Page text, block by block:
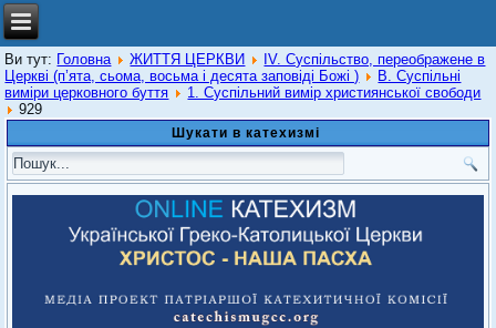
Ви тут: Головна ЖИТТЯ ЦЕРКВИ
IV. Суспільство, переображене в
Церкві (п’ята, сьома, восьма і десята заповіді Божі )
В. Суспільні
виміри церковного буття
1. Суспільний вимір християнської свободи
929
Шукати в катехизмі